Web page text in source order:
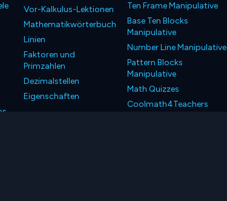
Vor-Kalkulus-Lektionen
Mathematikwörterbuch
Linien
Faktoren und
Primzahlen
Dezimalstellen
Eigenschaften
Ten Frame Manipulative
Base Ten Blocks
Manipulative
Number Line Manipulative
Pattern Blocks
Manipulative
Math Quizzes
Coolmath4Teachers